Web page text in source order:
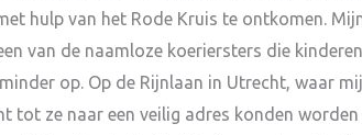
hulp van het Rode Kruis te ontkomen.
van de naamloze koeriersters die
op. Op de Rijnlaan in Utrecht, waar
tot ze naar een veilig adres konden